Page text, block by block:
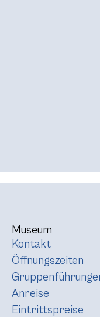
Museum
Kontakt
Öffnungszeiten
Anreise
Eintrittspreise